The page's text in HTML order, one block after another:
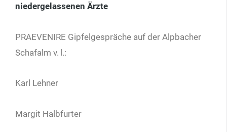
niedergelassenen Ärzte
PRAEVENIRE Gipfel­gespräche auf der Alpbacher
Schafalm v. l.:
Karl Lehner
Margit Halbfurter